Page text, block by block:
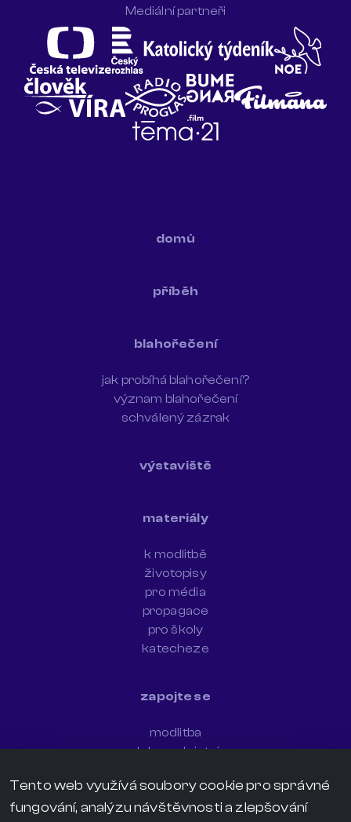
Mediální partneři
domů
příběh
blahořečení
jak probíhá blahořečení?
význam blahořečení
schválený zázrak
výstaviště
materiály
k modlitbě
životopisy
pro média
propagace
pro školy
katecheze
zapojte se
modlitba
dobrovolnictví
sdílejte svědectví
darujte
Tento web využívá soubory cookie pro správné
fungování, analýzu návštěvnosti a zlepšování